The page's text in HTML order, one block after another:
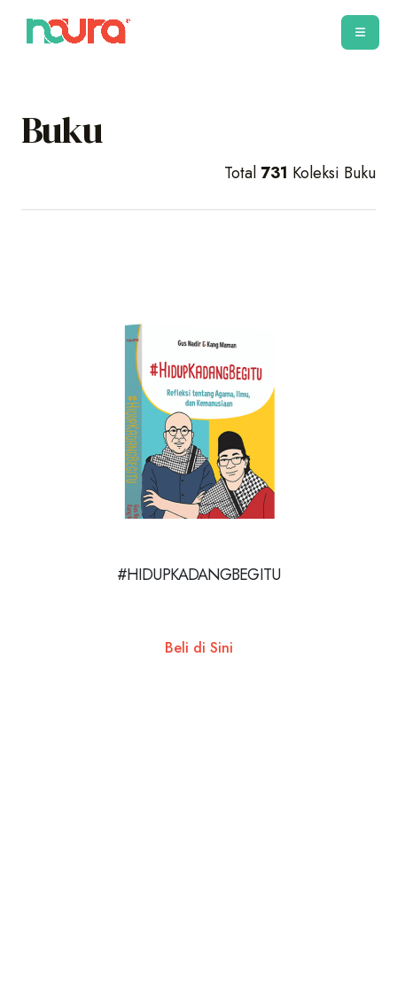
Buku
Total 731 Koleksi Buku
#HIDUPKADANGBEGITU
Beli di Sini